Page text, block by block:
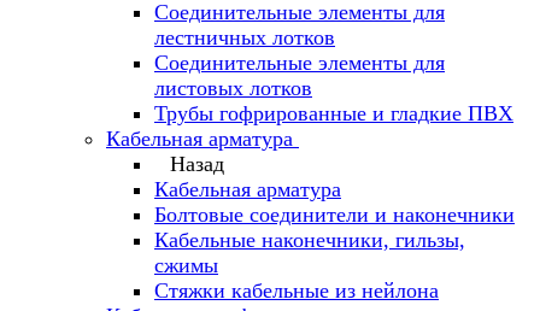
Соединительные элементы для
лестничных лотков
Соединительные элементы для
листовых лотков
Трубы гофрированные и гладкие ПВХ
Кабельная арматура
Назад
Кабельная арматура
Болтовые соединители и наконечники
Кабельные наконечники, гильзы,
сжимы
Стяжки кабельные из нейлона